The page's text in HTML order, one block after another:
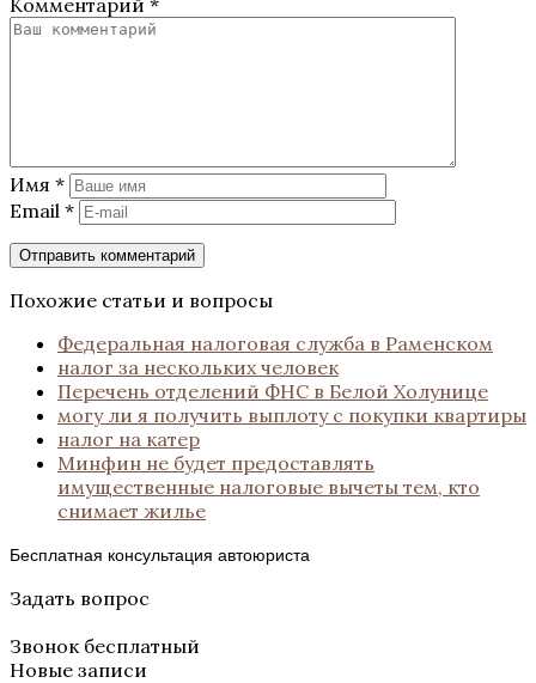
Имя *
Email *
Похожие статьи и вопросы
Федеральная налоговая служба в Раменском
налог за нескольких человек
Перечень отделений ФНС в Белой Холунице
могу ли я получить выплоту с покупки квартиры
налог на катер
Минфин не будет предоставлять
имущественные налоговые вычеты тем, кто
снимает жилье
Бесплатная консультация автоюриста
Задать вопрос
Звонок бесплатный
Новые записи